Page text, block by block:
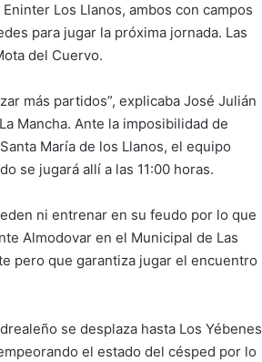
Los Llanos, ambos con campos
para jugar la próxima jornada. Las
del Cuervo.
más partidos”, explicaba José Julián
Mancha. Ante la imposibilidad de
María de los Llanos, el equipo
se jugará allí a las 11:00 horas.
ni entrenar en su feudo por lo que
Almodovar en el Municipal de Las
pero que garantiza jugar el encuentro
se desplaza hasta Los Yébenes
el estado del césped por lo